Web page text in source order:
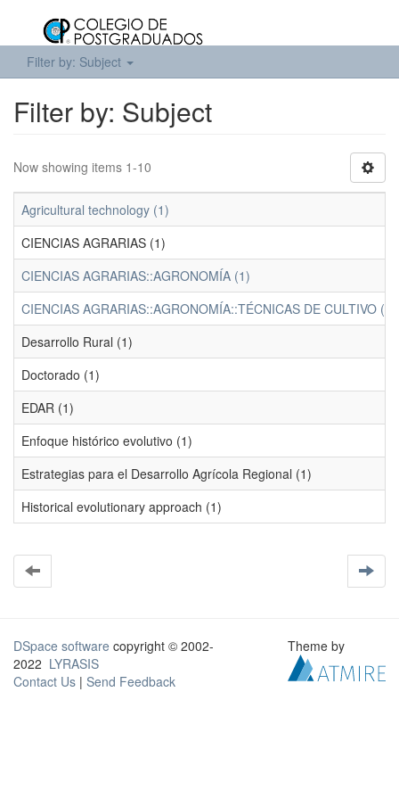
Filter by: Subject
Filter by: Subject
Now showing items 1-10
Agricultural technology (1)
CIENCIAS AGRARIAS (1)
CIENCIAS AGRARIAS::AGRONOMÍA (1)
CIENCIAS AGRARIAS::AGRONOMÍA::TÉCNICAS DE CULTIVO (1)
Desarrollo Rural (1)
Doctorado (1)
EDAR (1)
Enfoque histórico evolutivo (1)
Estrategias para el Desarrollo Agrícola Regional (1)
Historical evolutionary approach (1)
DSpace software copyright © 2002-
2022 LYRASIS
Contact Us | Send Feedback
Theme by